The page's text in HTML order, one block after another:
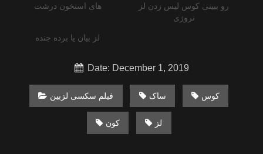
های استخون درشت
رو ببینی کوس لیس زدن لز
نروژی
لز بیان یا برده جنده
Date: December 1, 2019
فیلم سکسی لزبین ساک کوس
کون لز